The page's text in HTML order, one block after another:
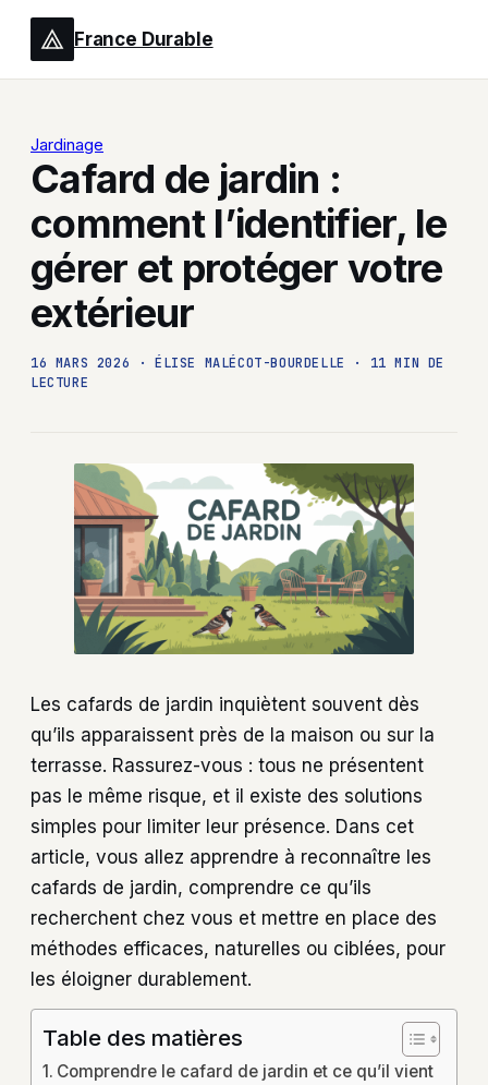
France Durable
Jardinage
Cafard de jardin :
comment l’identifier, le
gérer et protéger votre
extérieur
16 MARS 2026 · ÉLISE MALÉCOT-BOURDELLE ·
11 MIN DE
LECTURE
Les cafards de jardin inquiètent souvent dès
qu’ils apparaissent près de la maison ou sur la
terrasse. Rassurez-vous : tous ne présentent
pas le même risque, et il existe des solutions
simples pour limiter leur présence. Dans cet
article, vous allez apprendre à reconnaître les
cafards de jardin, comprendre ce qu’ils
recherchent chez vous et mettre en place des
méthodes efficaces, naturelles ou ciblées, pour
les éloigner durablement.
Table des matières
Comprendre le cafard de jardin et ce qu’il vient